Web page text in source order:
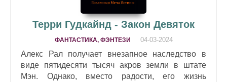
Терри Гудкайнд - Закон Девяток
ФАНТАСТИКА, ФЭНТЕЗИ 04-03-2024
Алекс Рал получает внезапное наследство в
виде пятидесяти тысяч акров земли в штате
Мэн. Однако, вместо радости, его жизнь